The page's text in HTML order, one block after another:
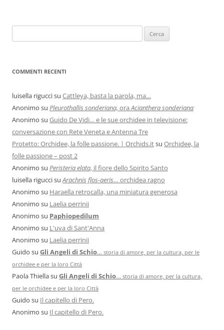
COMMENTI RECENTI
luisella riguccisu Cattleya, basta la parola, ma…
Anonimo su Pleurothallis sonderiana, ora Acianthera sonderiana
Anonimo su Guido De Vidi… e le sue orchidee in televisione:
conversazione con Rete Veneta e Antenna Tre
Protetto: Orchidee, la folle passione. | Orchids.itsu Orchidee, la
folle passione – post 2
Anonimo su Peristeria elata, il fiore dello Spirito Santo
luisella riguccisu Arachnis flos-aeris… orchidea ragno
Anonimo su Haraella retrocalla, una miniatura generosa
Anonimo su Laelia perrinii
Anonimo su Paphiopedilum
Anonimo su L'uva di Sant'Anna
Anonimo su Laelia perrinii
Guido su Gli Angeli di Schio… storia di amore, per la cultura, per le
orchidee e per la loro Città
Paola Thiellasu Gli Angeli di Schio… storia di amore, per la cultura,
per le orchidee e per la loro Città
Guido su Il capitello di Pero.
Anonimo su Il capitello di Pero.